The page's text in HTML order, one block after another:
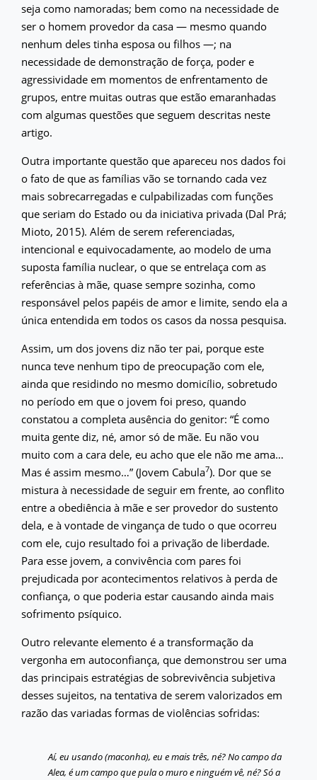
seja como namoradas; bem como na necessidade de
ser o homem provedor da casa — mesmo quando
nenhum deles tinha esposa ou filhos —; na
necessidade de demonstração de força, poder e
agressividade em momentos de enfrentamento de
grupos, entre muitas outras que estão emaranhadas
com algumas questões que seguem descritas neste
artigo.
Outra importante questão que apareceu nos dados foi
o fato de que as famílias vão se tornando cada vez
mais sobrecarregadas e culpabilizadas com funções
que seriam do Estado ou da iniciativa privada (Dal Prá;
Mioto, 2015). Além de serem referenciadas,
intencional e equivocadamente, ao modelo de uma
suposta família nuclear, o que se entrelaça com as
referências à mãe, quase sempre sozinha, como
responsável pelos papéis de amor e limite, sendo ela a
única entendida em todos os casos da nossa pesquisa.
Assim, um dos jovens diz não ter pai, porque este
nunca teve nenhum tipo de preocupação com ele,
ainda que residindo no mesmo domicílio, sobretudo
no período em que o jovem foi preso, quando
constatou a completa ausência do genitor: “É como
muita gente diz, né, amor só de mãe. Eu não vou
muito com a cara dele, eu acho que ele não me ama…
Mas é assim mesmo…” (Jovem Cabula7). Dor que se
mistura à necessidade de seguir em frente, ao conflito
entre a obediência à mãe e ser provedor do sustento
dela, e à vontade de vingança de tudo o que ocorreu
com ele, cujo resultado foi a privação de liberdade.
Para esse jovem, a convivência com pares foi
prejudicada por acontecimentos relativos à perda de
confiança, o que poderia estar causando ainda mais
sofrimento psíquico.
Outro relevante elemento é a transformação da
vergonha em autoconfiança, que demonstrou ser uma
das principais estratégias de sobrevivência subjetiva
desses sujeitos, na tentativa de serem valorizados em
razão das variadas formas de violências sofridas:
Aí, eu usando (maconha), eu e mais três, né? No campo da
Alea, é um campo que pula o muro e ninguém vê, né? Só a